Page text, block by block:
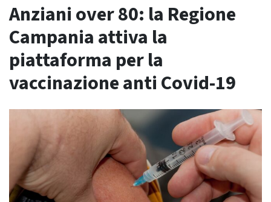
Anziani over 80: la Regione
Campania attiva la
piattaforma per la
vaccinazione anti Covid-19